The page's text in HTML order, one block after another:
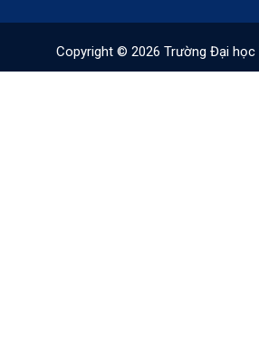
Copyright © 2026 Trường Đại